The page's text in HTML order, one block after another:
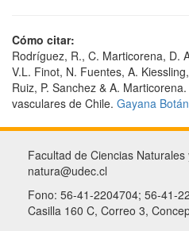
Cómo citar:
Rodríguez, R., C. Marticorena, D.
V.L. Finot, N. Fuentes, A.
Ruiz, P. Sanchez & A.
vasculares de Chile. Gayana
Facultad de Ciencias
natura@udec.cl
Fono: 56-41-2204704; 56-41-
Casilla 160 C, Correo 3,